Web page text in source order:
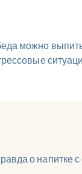
можно
о напитке